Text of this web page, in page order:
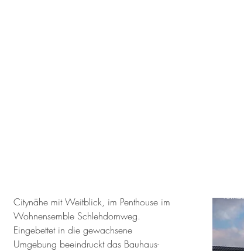
Citynähe mit Weitblick, im Penthouse im
Wohnensemble Schlehdornweg.
Eingebettet in die gewachsene
Umgebung beeindruckt das Bauhaus-